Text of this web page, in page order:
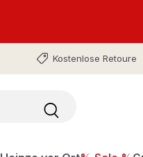
Kostenlose Retoure